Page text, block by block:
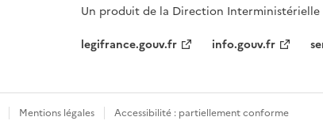
Un produit de la Direction Interministérielle
legifrance.gouv.fr
info.gouv.fr
Mentions légales Accessibilité : partiellement conforme